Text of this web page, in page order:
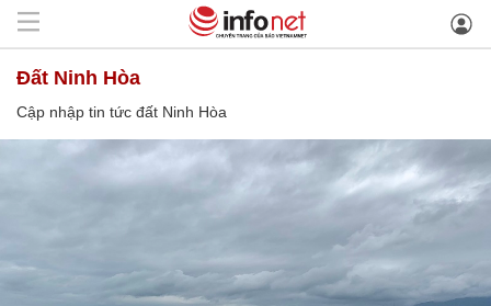
đất Ninh Hòa
Cập nhập tin tức đất Ninh Hòa